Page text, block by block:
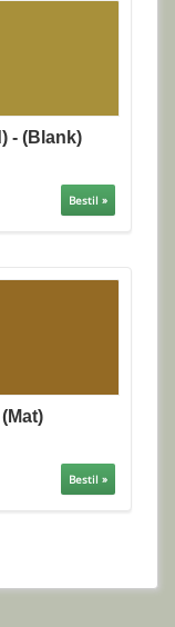
- (Blank)
Bestil »
Bestil »